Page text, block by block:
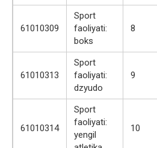
61010309
Sport
faoliyati:
boks
8
61010313
Sport
faoliyati:
dzyudo
9
61010314
Sport
faoliyati:
yengil
10